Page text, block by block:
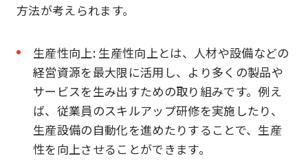
方法が考えられます。
生産性向上: 生産性向上とは、人材や設備などの
経営資源を最大限に活用し、より多くの製品や
サービスを生み出すための取り組みです。例え
ば、従業員のスキルアップ研修を実施したり、
生産設備の自動化を進めたりすることで、生産
性を向上させることができます。